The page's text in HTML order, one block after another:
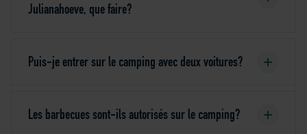
Julianahoeve, que faire?
Puis-je entrer sur le camping avec deux voitures?
Les barbecues sont-ils autorisés sur le camping?